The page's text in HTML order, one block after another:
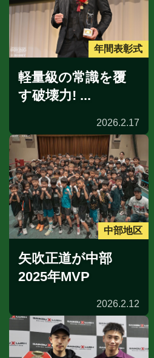
年間表彰式
軽量級の常識を覆
す破壊力! ...
2026.2.17
中部地区
矢吹正道が中部
2025年MVP
2026.2.12